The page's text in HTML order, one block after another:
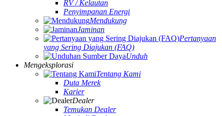
RV / Kelautan
Penyimpanan Energi
Mendukung
Jaminan
Pertanyaan
yang Sering Diajukan (FAQ)
Unduh
Mengeksplorasi
Tentang Kami
Duta Merek
Karier
Dealer
Temukan Dealer